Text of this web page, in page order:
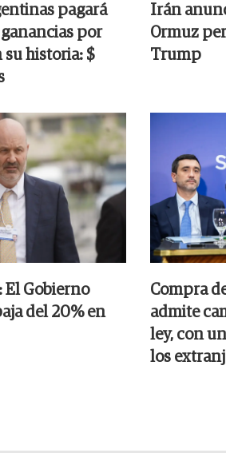
pagará
por
su historia: $
Irán
Ormuz
Trump
El Gobierno
del 20% en
Compra
admite
ley, con
los